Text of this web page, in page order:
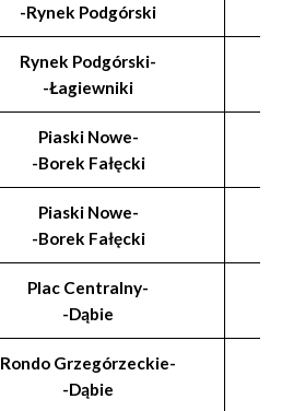
-Rynek Podgórski
Rynek Podgórski-
-Łagiewniki
Piaski Nowe-
-Borek Fałęcki
Piaski Nowe-
-Borek Fałęcki
Plac Centralny-
-Dąbie
Rondo Grzegórzeckie-
-Dąbie